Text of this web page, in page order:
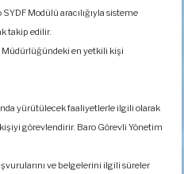
Modülü aracılığıyla sisteme
takip edilir.
en yetkili kişi
yürütülecek faaliyetlerle ilgili olarak
görevlendirir. Baro Görevli Yönetim
ve belgelerini ilgili süreler